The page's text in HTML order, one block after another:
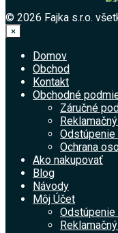
© 2026 Fajka s.r.o.
×
Domov
Obchod
Kontakt
Obchodné
Záručné
Ochrana
Ako nakupovať
Blog
Návody
Môj Účet